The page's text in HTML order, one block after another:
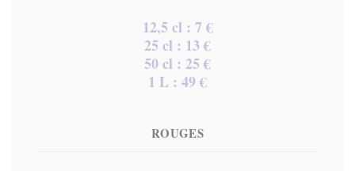
12,5 cl : 7 €
25 cl : 13 €
50 cl : 25 €
1 L : 49 €
ROUGES